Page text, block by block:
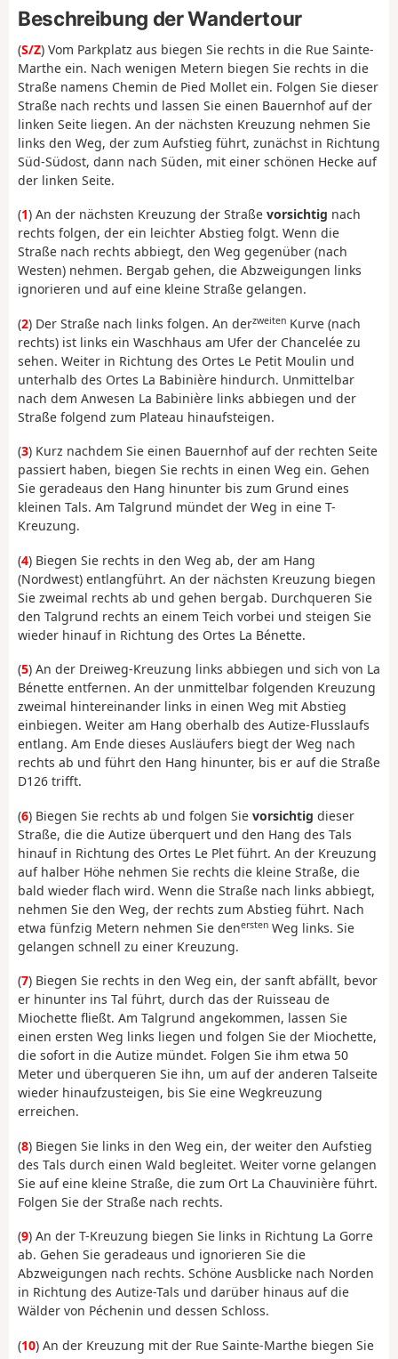
Beschreibung der Wandertour
(S/Z) Vom Parkplatz aus biegen Sie rechts in die Rue Sainte-
Marthe ein. Nach wenigen Metern biegen Sie rechts in die
Straße namens Chemin de Pied Mollet ein. Folgen Sie dieser
Straße nach rechts und lassen Sie einen Bauernhof auf der
linken Seite liegen. An der nächsten Kreuzung nehmen Sie
links den Weg, der zum Aufstieg führt, zunächst in Richtung
Süd-Südost, dann nach Süden, mit einer schönen Hecke auf
der linken Seite.
(1) An der nächsten Kreuzung der Straße vorsichtig nach
rechts folgen, der ein leichter Abstieg folgt. Wenn die
Straße nach rechts abbiegt, den Weg gegenüber (nach
Westen) nehmen. Bergab gehen, die Abzweigungen links
ignorieren und auf eine kleine Straße gelangen.
(2) Der Straße nach links folgen. An derzweiten Kurve (nach
rechts) ist links ein Waschhaus am Ufer der Chancelée zu
sehen. Weiter in Richtung des Ortes Le Petit Moulin und
unterhalb des Ortes La Babinière hindurch. Unmittelbar
nach dem Anwesen La Babinière links abbiegen und der
Straße folgend zum Plateau hinaufsteigen.
(3) Kurz nachdem Sie einen Bauernhof auf der rechten Seite
passiert haben, biegen Sie rechts in einen Weg ein. Gehen
Sie geradeaus den Hang hinunter bis zum Grund eines
kleinen Tals. Am Talgrund mündet der Weg in eine T-
Kreuzung.
(4) Biegen Sie rechts in den Weg ab, der am Hang
(Nordwest) entlangführt. An der nächsten Kreuzung biegen
Sie zweimal rechts ab und gehen bergab. Durchqueren Sie
den Talgrund rechts an einem Teich vorbei und steigen Sie
wieder hinauf in Richtung des Ortes La Bénette.
(5) An der Dreiweg-Kreuzung links abbiegen und sich von La
Bénette entfernen. An der unmittelbar folgenden Kreuzung
zweimal hintereinander links in einen Weg mit Abstieg
einbiegen. Weiter am Hang oberhalb des Autize-Flusslaufs
entlang. Am Ende dieses Ausläufers biegt der Weg nach
rechts ab und führt den Hang hinunter, bis er auf die Straße
D126 trifft.
(6) Biegen Sie rechts ab und folgen Sie vorsichtig dieser
Straße, die die Autize überquert und den Hang des Tals
hinauf in Richtung des Ortes Le Plet führt. An der Kreuzung
auf halber Höhe nehmen Sie rechts die kleine Straße, die
bald wieder flach wird. Wenn die Straße nach links abbiegt,
nehmen Sie den Weg, der rechts zum Abstieg führt. Nach
etwa fünfzig Metern nehmen Sie denersten Weg links. Sie
gelangen schnell zu einer Kreuzung.
(7) Biegen Sie rechts in den Weg ein, der sanft abfällt, bevor
er hinunter ins Tal führt, durch das der Ruisseau de
Miochette fließt. Am Talgrund angekommen, lassen Sie
einen ersten Weg links liegen und folgen Sie der Miochette,
die sofort in die Autize mündet. Folgen Sie ihm etwa 50
Meter und überqueren Sie ihn, um auf der anderen Talseite
wieder hinaufzusteigen, bis Sie eine Wegkreuzung
erreichen.
(8) Biegen Sie links in den Weg ein, der weiter den Aufstieg
des Tals durch einen Wald begleitet. Weiter vorne gelangen
Sie auf eine kleine Straße, die zum Ort La Chauvinière führt.
Folgen Sie der Straße nach rechts.
(9) An der T-Kreuzung biegen Sie links in Richtung La Gorre
ab. Gehen Sie geradeaus und ignorieren Sie die
Abzweigungen nach rechts. Schöne Ausblicke nach Norden
in Richtung des Autize-Tals und darüber hinaus auf die
Wälder von Péchenin und dessen Schloss.
(10) An der Kreuzung mit der Rue Sainte-Marthe biegen Sie